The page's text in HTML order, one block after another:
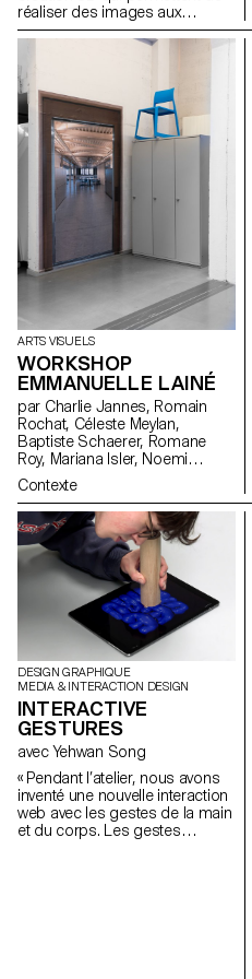
réaliser des images aux
qualités photographiques qui
photographies.
ARTS VISUELS
WORKSHOP
EMMANUELLE LAINÉ
par Charlie Jannes, Romain
Rochat, Céleste Meylan,
Baptiste Schaerer, Romane
Roy, Mariana Isler, Noemi
Leneman, Anna Kawahara, Tom
Grbic, Julie Wuhrmann
Contexte
DESIGN GRAPHIQUE
MEDIA & INTERACTION DESIGN
INTERACTIVE
GESTURES
avec Yehwan Song
« Pendant l’atelier, nous avons
inventé une nouvelle interaction
web avec les gestes de la main
et du corps. Les gestes